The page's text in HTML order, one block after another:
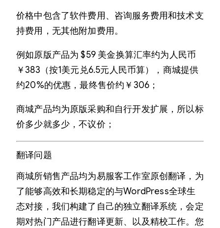
价格中包含了软件费用、咨询服务费用和技术支
持费用，无其他附加费用。
例如原版产品为 $59 美金换算汇率约为人民币
￥383（按1美元兑6.5元人民币算），商城提供
约20%的优惠，最终售价约￥306；
商城产品均为原版采购和自行开发扩展，所以标
价多少就多少，不议价；
翻译问题
商城所销售产品均为易服客工作室原创翻译，为
了能够高效和长期稳定的与WordPress全球生
态对接，我们构建了自己的独立翻译系统，会定
期对热门产品进行翻译更新、以及精校工作。您